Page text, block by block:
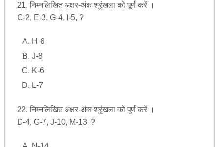
21. निम्नलिखित अक्षर-अंक श्रृंखला को पूर्ण करें ।
C-2, E-3, G-4, I-5, ?
H-6
J-8
K-6
L-7
22. निम्नलिखित अक्षर-अंक श्रृंखला को पूर्ण करें ।
D-4, G-7, J-10, M-13, ?